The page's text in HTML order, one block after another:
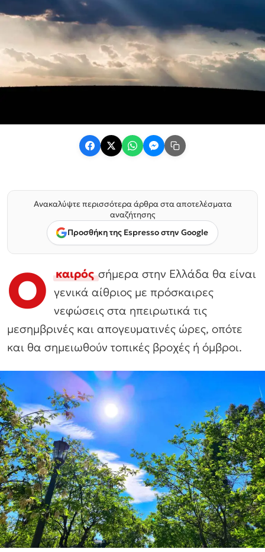
Ανακαλύψτε περισσότερα άρθρα στα αποτελέσματα
αναζήτησης
Προσθήκη της Espresso στην Google
Ο καιρός σήμερα στην Ελλάδα θα είναι
γενικά αίθριος με πρόσκαιρες
νεφώσεις στα ηπειρωτικά τις
μεσημβρινές και απογευματινές ώρες, οπότε
και θα σημειωθούν τοπικές βροχές ή όμβροι.